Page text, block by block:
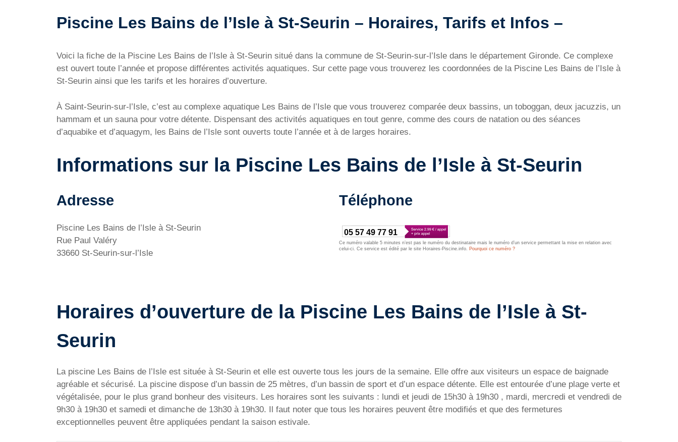
Piscine Les Bains de l’Isle à St-Seurin – Horaires, Tarifs et Infos –
Voici la fiche de la Piscine Les Bains de l’Isle à St-Seurin situé dans la commune de St-Seurin-sur-l’Isle dans le département Gironde. Ce complexe
est ouvert toute l’année et propose différentes activités aquatiques. Sur cette page vous trouverez les coordonnées de la Piscine Les Bains de l’Isle à
St-Seurin ainsi que les tarifs et les horaires d’ouverture.
À Saint-Seurin-sur-l’Isle, c’est au complexe aquatique Les Bains de l’Isle que vous trouverez comparée deux bassins, un toboggan, deux jacuzzis, un
hammam et un sauna pour votre détente. Dispensant des activités aquatiques en tout genre, comme des cours de natation ou des séances
d’aquabike et d’aquagym, les Bains de l’Isle sont ouverts toute l’année et à de larges horaires.
Informations sur la Piscine Les Bains de l’Isle à St-Seurin
Adresse
Piscine Les Bains de l’Isle à St-Seurin
Rue Paul Valéry
33660 St-Seurin-sur-l’Isle
Téléphone
05 57 49 77 91
Ce numéro valable 5 minutes n’est pas le numéro du destinataire mais le numéro d’un service permettant la mise en relation avec
celui-ci. Ce service est édité par le site Horaires-Piscine.info. Pourquoi ce numéro ?
Horaires d’ouverture de la Piscine Les Bains de l’Isle à St-
Seurin
La piscine Les Bains de l’Isle est située à St-Seurin et elle est ouverte tous les jours de la semaine. Elle offre aux visiteurs un espace de baignade
agréable et sécurisé. La piscine dispose d’un bassin de 25 mètres, d’un bassin de sport et d’un espace détente. Elle est entourée d’une plage verte et
végétalisée, pour le plus grand bonheur des visiteurs. Les horaires sont les suivants : lundi et jeudi de 15h30 à 19h30 , mardi, mercredi et vendredi de
9h30 à 19h30 et samedi et dimanche de 13h30 à 19h30. Il faut noter que tous les horaires peuvent être modifiés et que des fermetures
exceptionnelles peuvent être appliquées pendant la saison estivale.